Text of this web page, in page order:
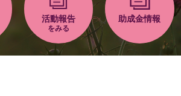
活動報告
をみる
助成金情報